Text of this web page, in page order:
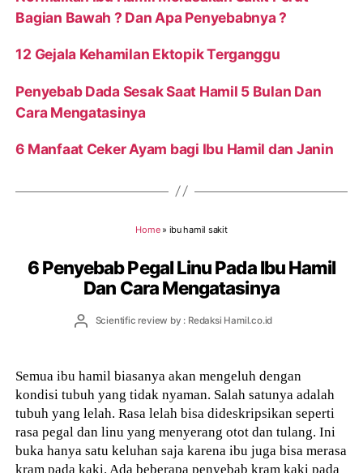
Bagian Bawah ? Dan Apa Penyebabnya ?
12 Gejala Kehamilan Ektopik Terganggu
Penyebab Dada Sesak Saat Hamil 5 Bulan Dan
Cara Mengatasinya
6 Manfaat Ceker Ayam bagi Ibu Hamil dan Janin
Home» ibu hamil sakit
6 Penyebab Pegal Linu Pada Ibu Hamil
Dan Cara Mengatasinya
PostScientific review by : Redaksi Hamil.co.id
Semua ibu hamil biasanya akan mengeluh dengan
kondisi tubuh yang tidak nyaman. Salah satunya adalah
tubuh yang lelah. Rasa lelah bisa dideskripsikan seperti
rasa pegal dan linu yang menyerang otot dan tulang. Ini
buka hanya satu keluhan saja karena ibu juga bisa merasa
kram pada kaki. Ada beberapa penyebab kram kaki pada